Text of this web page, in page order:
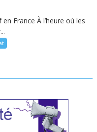
France À l’heure où les